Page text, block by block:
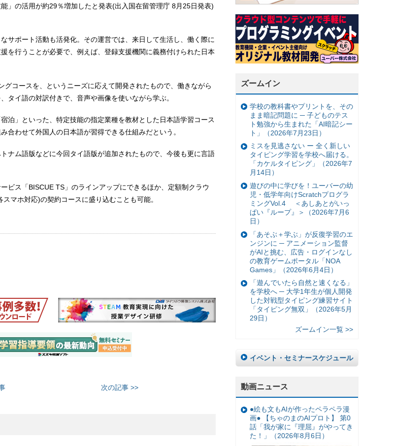
」の活用が約29％増加したと発表(出入国在留管理庁 8月25日発表)
サポート活動も活発化。その運営では、来日して生活し、働く際に
を行うことが必要で、例えば、登録支援機関に義務付けられた日本
グコースを、というニーズに応えて開発されたもので、働きながら
タイ語の対訳付きで、音声や画像を使いながら学ぶ。
泊」といった、特定技能の指定業種を教材とした日本語学習コース
合わせて外国人の日本語が習得できる仕組みだという。
ナム語版などに今回タイ語版が追加されたもので、今後も更に言語
ビス「BISCUE TS」のラインアップにできるほか、定額制クラウ
マホ対応)の契約コースに盛り込むことも可能。
次の記事 >>
ズームイン
学校の教科書やプリントを、その
まま暗記問題に ─ 子どものテス
ト勉強から生まれた「AI暗記シー
ト」（2026年7月23日）
ミスを見逃さない ー 全く新しい
タイピング学習を学校へ届ける。
「カケルタイピング」（2026年7
月14日）
遊びの中に学びを！ユーバーの幼
児・低学年向けScratchプログラ
ミングVol.4 ＜あしあとがいっ
ぱい『ループ』＞（2026年7月6
日）
「あそぶ＋学ぶ」が反復学習のエ
ンジンに ─ アニメーション監督
がAIと挑む、広告・ログインなし
の教育ゲームポータル「NOA
Games」（2026年6月4日）
「遊んでいたら自然と速くなる」
を学校へ ─ 大学1年生が個人開発
した対戦型タイピング練習サイト
「タイピング無双」（2026年5月
29日）
ズームイン一覧 >>
イベント・セミナースケジュール
動画ニュース
●絵も文もAIが作ったペラペラ漫
画● 【ちゃのまのAIプロト】 第0
話「我が家に『理屈』がやってき
た！」（2026年8月6日）